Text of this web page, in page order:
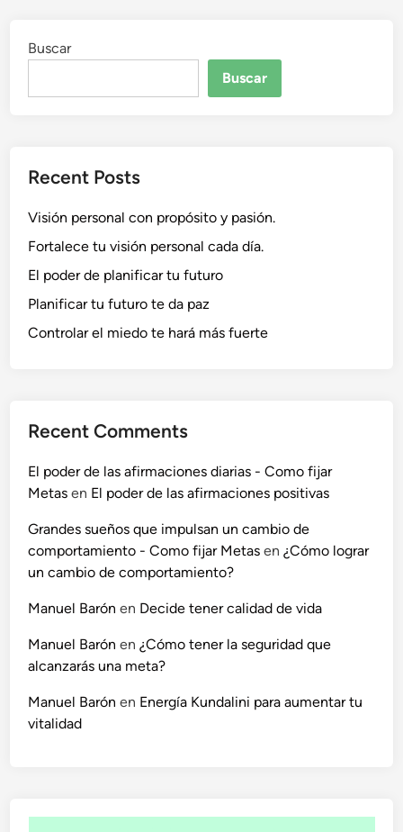
Buscar
Buscar
Recent Posts
Visión personal con propósito y pasión.
Fortalece tu visión personal cada día.
El poder de planificar tu futuro
Planificar tu futuro te da paz
Controlar el miedo te hará más fuerte
Recent Comments
El poder de las afirmaciones diarias - Como fijar
Metas en El poder de las afirmaciones positivas
Grandes sueños que impulsan un cambio de
comportamiento - Como fijar Metas en¿Cómo lograr
un cambio de comportamiento?
Manuel Barón en Decide tener calidad de vida
Manuel Barón en¿Cómo tener la seguridad que
alcanzarás una meta?
Manuel Barón en Energía Kundalini para aumentar tu
vitalidad